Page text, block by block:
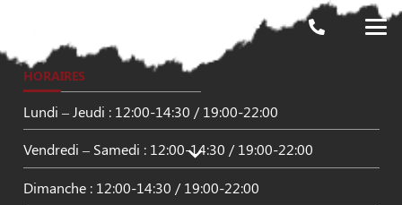
HORAIRES
Lundi – Jeudi : 12:00-14:30 / 19:00-22:00
Vendredi – Samedi : 12:00-14:30 / 19:00-22:00
Dimanche : 12:00-14:30 / 19:00-22:00